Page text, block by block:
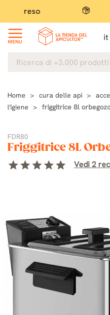
Pagamento
MENU it
Home cura delle api
l'igiene
friggitrice 8l
FDR80
Friggitrice 8L
starstarstarstarstar Vedi 2